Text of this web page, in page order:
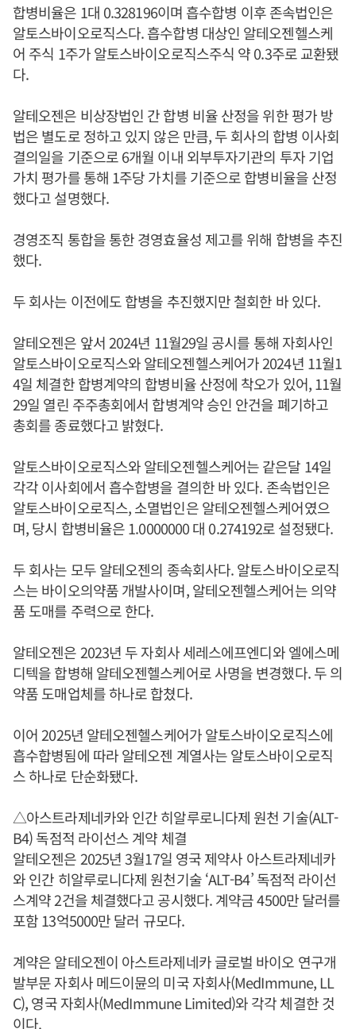
합병비율은 1대 0.328196이며 흡수합병 이후 존속법인은
알토스바이오로직스다. 흡수합병 대상인 알테오젠헬스케
어 주식 1주가 알토스바이오로직스주식 약 0.3주로 교환됐
다.
알테오젠은 비상장법인 간 합병 비율 산정을 위한 평가 방
법은 별도로 정하고 있지 않은 만큼, 두 회사의 합병 이사회
결의일을 기준으로 6개월 이내 외부투자기관의 투자 기업
가치 평가를 통해 1주당 가치를 기준으로 합병비율을 산정
했다고 설명했다.
경영조직 통합을 통한 경영효율성 제고를 위해 합병을 추진
했다.
두 회사는 이전에도 합병을 추진했지만 철회한 바 있다.
알테오젠은 앞서 2024년 11월29일 공시를 통해 자회사인
알토스바이오로직스와 알테오젠헬스케어가 2024년 11월1
4일 체결한 합병계약의 합병비율 산정에 착오가 있어, 11월
29일 열린 주주총회에서 합병계약 승인 안건을 폐기하고
총회를 종료했다고 밝혔다.
알토스바이오로직스와 알테오젠헬스케어는 같은달 14일
각각 이사회에서 흡수합병을 결의한 바 있다. 존속법인은
알토스바이오로직스, 소멸법인은 알테오젠헬스케어였으
며, 당시 합병비율은 1.0000000 대 0.274192로 설정됐다.
두 회사는 모두 알테오젠의 종속회사다. 알토스바이오로직
스는 바이오의약품 개발사이며, 알테오젠헬스케어는 의약
품 도매를 주력으로 한다.
알테오젠은 2023년 두 자회사 세레스에프엔디와 엘에스메
디텍을 합병해 알테오젠헬스케어로 사명을 변경했다. 두 의
약품 도매업체를 하나로 합쳤다.
이어 2025년 알테오젠헬스케어가 알토스바이오로직스에
흡수합병됨에 따라 알테오젠 계열사는 알토스바이오로직
스 하나로 단순화됐다.
△아스트라제네카와 인간 히알루로니다제 원천 기술(ALT-
B4) 독점적 라이선스 계약 체결
알테오젠은 2025년 3월17일 영국 제약사 아스트라제네카
와 인간 히알루로니다제 원천기술 ‘ALT-B4’ 독점적 라이선
스계약 2건을 체결했다고 공시했다. 계약금 4500만 달러를
포함 13억5000만 달러 규모다.
계약은 알테오젠이 아스트라제네카 글로벌 바이오 연구개
발부문 자회사 메드이뮨의 미국 자회사(MedImmune, LL
C), 영국 자회사(MedImmune Limited)와 각각 체결한 것
이다.